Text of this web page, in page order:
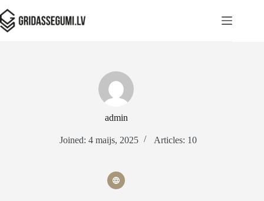
admin
Joined: 4 maijs, 2025 Articles: 10